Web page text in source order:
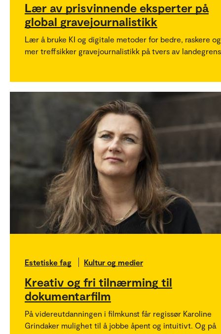
Lær av prisvinnende eksperter på
global gravejournalistikk
Lær å bruke KI og digitale metoder for bedre, raskere og
mer treffsikker gravejournalistikk på tvers av
Estetiske fag Kultur og medier
Kreativ og fri tilnærming til
dokumentarfilm
På videreutdanningen i filmkunst får regissør Karoline
Grindaker mulighet til å jobbe åpent og intuitivt. Og på